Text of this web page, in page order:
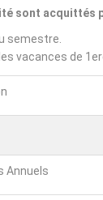
sont acquittés
semestre.
vacances de
Annuels